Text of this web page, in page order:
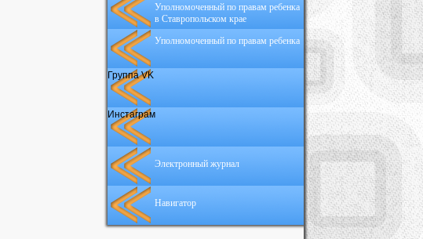
Уполномоченный по правам ребенка
в Ставропольском крае
Уполномоченный по правам ребенка
Группа VK
Инстаграм
Электронный журнал
Навигатор